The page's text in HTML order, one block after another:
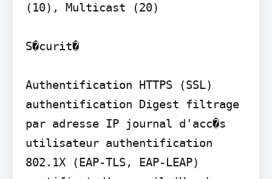
(10), Multicast (20)
S�curit�
Authentification HTTPS (SSL)
authentification Digest filtrage
par adresse IP journal d'acc�s
utilisateur authentification
802.1X (EAP-TLS, EAP-LEAP)